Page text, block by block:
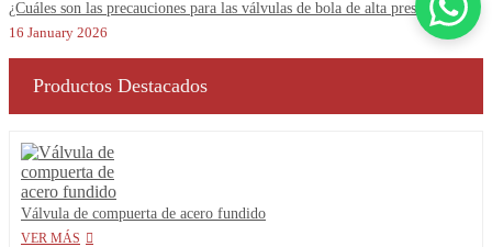
¿Cuáles son las precauciones para las válvulas de bola de alta presión?
16 January 2026
Productos Destacados
Válvula de compuerta de acero fundido
VER MÁS